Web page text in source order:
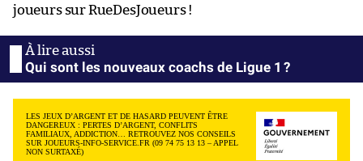
joueurs sur RueDesJoueurs !
Qui sont les nouveaux coachs de Ligue 1 ?
LES JEUX D’ARGENT ET DE HASARD PEUVENT ÊTRE
DANGEREUX : PERTES D’ARGENT, CONFLITS
FAMILIAUX, ADDICTION… RETROUVEZ NOS CONSEILS
SUR JOUEURS-INFO-SERVICE.FR (09 74 75 13 13 – APPEL
NON SURTAXÉ)